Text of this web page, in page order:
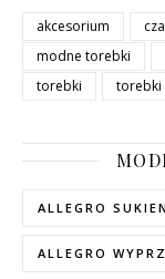
akcesorium
modne torebki
torebki
torebki
ALLEGRO
ALLEGRO